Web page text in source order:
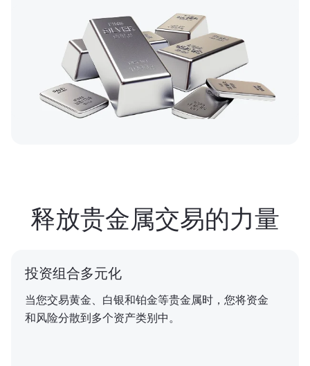
释放贵金属交易的力量
投资组合多元化
当您交易黄金、白银和铂金等贵金属时，您将资金
和风险分散到多个资产类别中。